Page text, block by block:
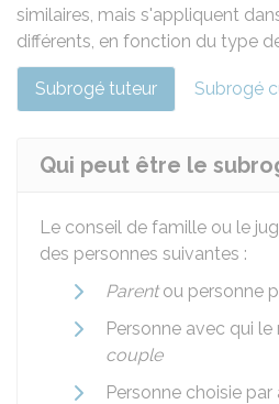
similaires, mais s'appliquent
différents, en fonction du type
Subrogé tuteur Subrogé
Qui peut être le
Le conseil de famille ou le
des personnes suivantes :
Parentou personne
Personne avec qui
couple
Personne choisie